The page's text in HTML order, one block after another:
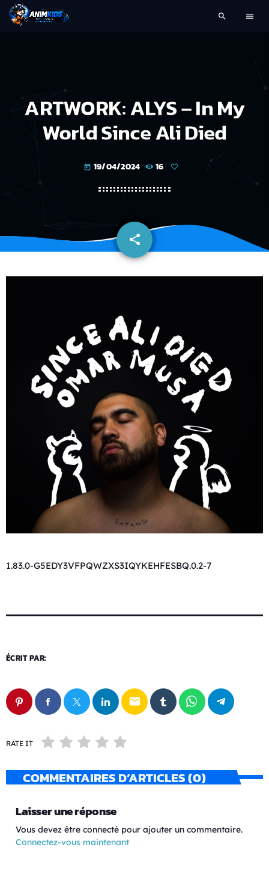
search menu
ARTWORK: ALYS – In My
World Since Ali Died
today 19/04/2024 16
share
email
1.83.0-G5EDY3VFPQWZXS3IQYKEHFESBQ.0.2-7
ÉCRIT PAR:
email
RATE IT
COMMENTAIRES D’ARTICLES (0)
Laisser une réponse
Vous devez être connecté pour ajouter un commentaire.
Connectez-vous maintenant